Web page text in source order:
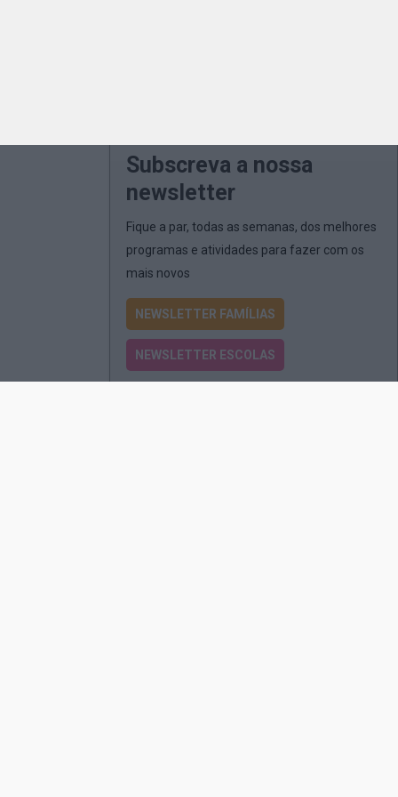
Subscreva a nossa
newsletter
Fique a par, todas as semanas, dos melhores
programas e atividades para fazer com os
mais novos
NEWSLETTER FAMÍLIAS
NEWSLETTER ESCOLAS